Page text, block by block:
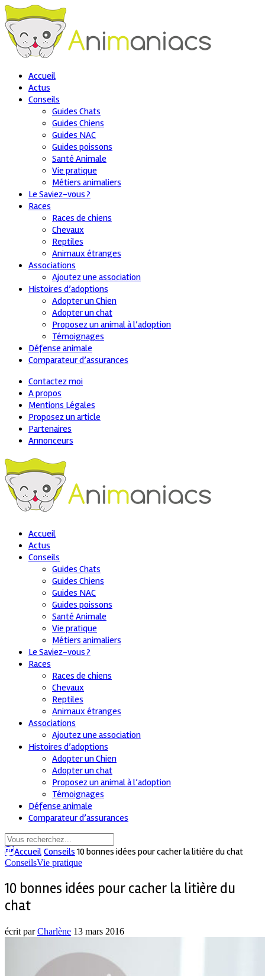
Accueil
Actus
Conseils
Guides Chats
Guides Chiens
Guides NAC
Guides poissons
Santé Animale
Vie pratique
Métiers animaliers
Le Saviez-vous ?
Races
Races de chiens
Chevaux
Reptiles
Animaux étranges
Associations
Ajoutez une association
Histoires d’adoptions
Adopter un Chien
Adopter un chat
Proposez un animal à l’adoption
Témoignages
Défense animale
Comparateur d’assurances
Contactez moi
A propos
Mentions Légales
Proposez un article
Partenaires
Annonceurs
Accueil
Actus
Conseils
Guides Chats
Guides Chiens
Guides NAC
Guides poissons
Santé Animale
Vie pratique
Métiers animaliers
Le Saviez-vous ?
Races
Races de chiens
Chevaux
Reptiles
Animaux étranges
Associations
Ajoutez une association
Histoires d’adoptions
Adopter un Chien
Adopter un chat
Proposez un animal à l’adoption
Témoignages
Défense animale
Comparateur d’assurances
Accueil Conseils 10 bonnes idées pour cacher la litière du chat
ConseilsVie pratique
10 bonnes idées pour cacher la litière du
chat
écrit parCharlène 13 mars 2016